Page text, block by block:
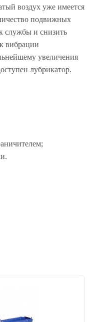
воздух уже имеется
подвижных
службы и снизить
вибрации
увеличения
лубрикатор.